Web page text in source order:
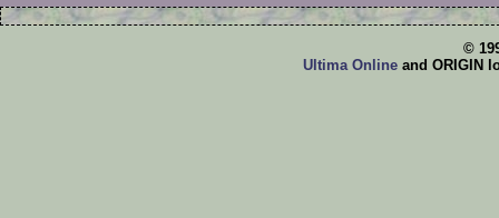
©
Ultima Online and ORIGIN